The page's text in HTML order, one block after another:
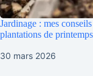
Jardinage : mes
plantations de printemps
30 mars 2026